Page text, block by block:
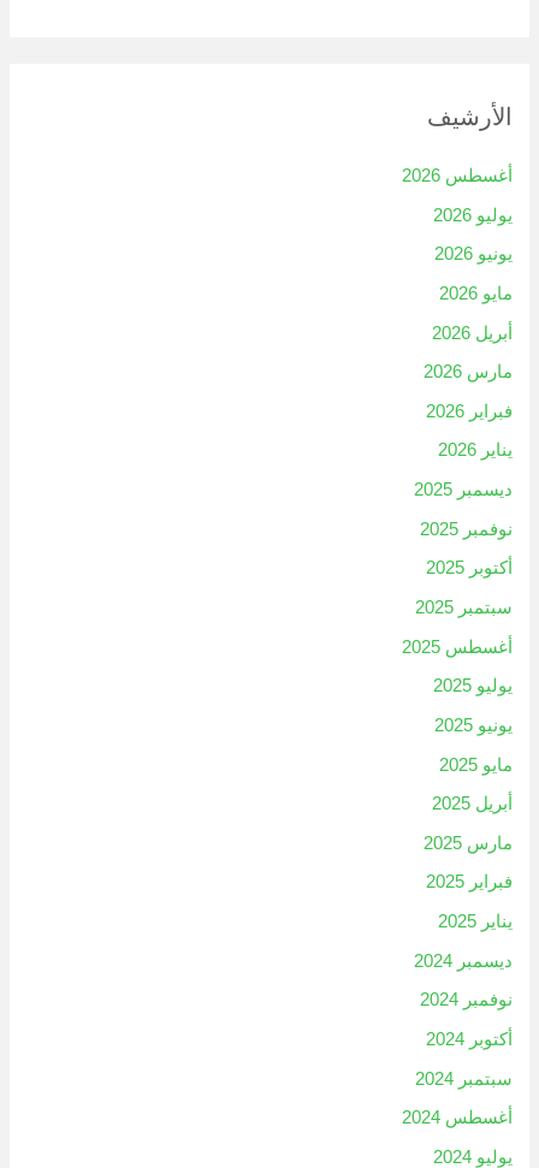
الأرشيف
أغسطس 2026
يوليو 2026
يونيو 2026
مايو 2026
أبريل 2026
مارس 2026
فبراير 2026
يناير 2026
ديسمبر 2025
نوفمبر 2025
أكتوبر 2025
سبتمبر 2025
أغسطس 2025
يوليو 2025
يونيو 2025
مايو 2025
أبريل 2025
مارس 2025
فبراير 2025
يناير 2025
ديسمبر 2024
نوفمبر 2024
أكتوبر 2024
سبتمبر 2024
أغسطس 2024
يوليو 2024